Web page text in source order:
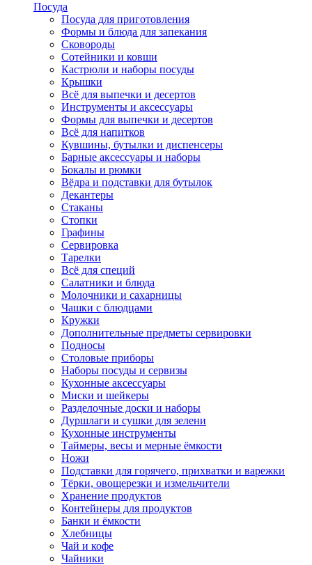
Посуда
Посуда для приготовления
Формы и блюда для запекания
Сковороды
Сотейники и ковши
Кастрюли и наборы посуды
Крышки
Всё для выпечки и десертов
Инструменты и аксессуары
Формы для выпечки и десертов
Всё для напитков
Кувшины, бутылки и диспенсеры
Барные аксессуары и наборы
Бокалы и рюмки
Вёдра и подставки для бутылок
Декантеры
Стаканы
Стопки
Графины
Сервировка
Тарелки
Всё для специй
Салатники и блюда
Молочники и сахарницы
Чашки с блюдцами
Кружки
Дополнительные предметы сервировки
Подносы
Столовые приборы
Наборы посуды и сервизы
Кухонные аксессуары
Миски и шейкеры
Разделочные доски и наборы
Дуршлаги и сушки для зелени
Кухонные инструменты
Таймеры, весы и мерные ёмкости
Ножи
Подставки для горячего, прихватки и варежки
Тёрки, овощерезки и измельчители
Хранение продуктов
Контейнеры для продуктов
Банки и ёмкости
Хлебницы
Чай и кофе
Чайники